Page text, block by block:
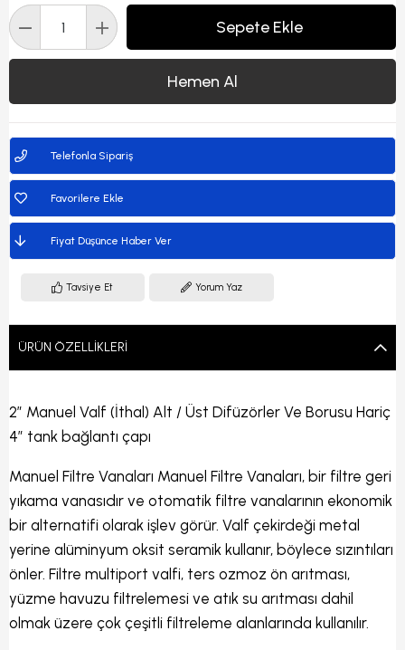
Telefonla Sipariş
Favorilere Ekle
Fiyat Düşünce Haber Ver
Tavsiye Et Yorum Yaz
ÜRÜN ÖZELLIKLERI
2″ Manuel Valf (İthal) Alt / Üst Difüzörler Ve Borusu Hariç
4″ tank bağlantı çapı
Manuel Filtre Vanaları Manuel Filtre Vanaları, bir filtre geri
yıkama vanasıdır ve otomatik filtre vanalarının ekonomik
bir alternatifi olarak işlev görür. Valf çekirdeği metal
yerine alüminyum oksit seramik kullanır, böylece sızıntıları
önler. Filtre multiport valfi, ters ozmoz ön arıtması,
yüzme havuzu filtrelemesi ve atık su arıtması dahil
olmak üzere çok çeşitli filtreleme alanlarında kullanılır.